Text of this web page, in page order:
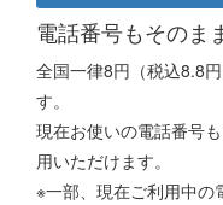
電話番号もそのま
全国一律8円（税込8.8
す。
現在お使いの電話番号
用いただけます。
※一部、現在ご利用中の